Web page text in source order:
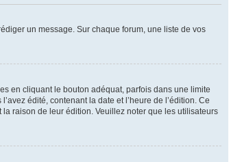
un message. Sur chaque forum, une liste de vos
en cliquant le bouton adéquat, parfois dans une limite
édité, contenant la date et l’heure de l’édition. Ce
la raison de leur édition. Veuillez noter que les utilisateurs